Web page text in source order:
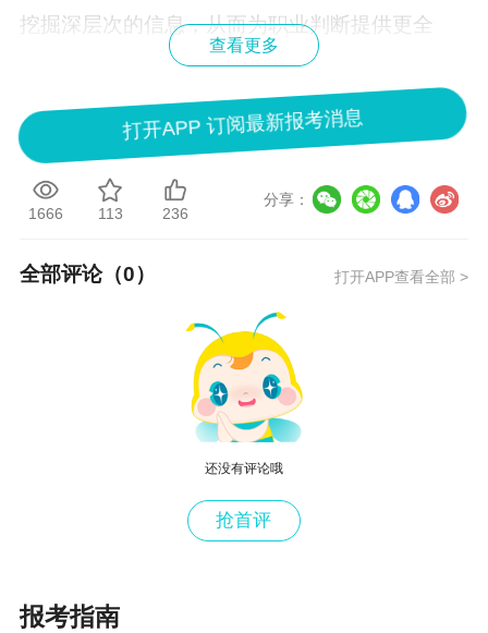
挖掘深层次的信息，从而为职业判断提供更全
面、准确的依据。例如，在审计一家企业的收入
确认时，如果注册会计师保持职业怀疑，就会对
收入的真实性和合理性进行多方面的验证，而不
是仅仅依据企业提供的销售合同和发票。这种深
入的调查和分析有助于注册会计师做出更合理、
其次，职业判断是职业怀疑的具体体现和深化。
职业怀疑只是一种态度和意识，而职业判断则是
将这种态度和意识转化为实际行动的过程。在审
计过程中，注册会计师需要根据职业怀疑所发现
的问题和线索，运用专业知识和经验进行分析和
判断。通过职业判断，注册会计师能够确定是否
需要进一步扩大审计程序、是否存在重大错报风
率明显低于同行业水平时，通过职业判断，可能
查看更多
打开APP 订阅最新报考消息
1666 113 236
分享：
全部评论（0） 打开APP查看全部 >
还没有评论哦
抢首评
报考指南